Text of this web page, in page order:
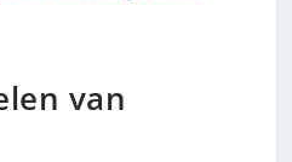
van